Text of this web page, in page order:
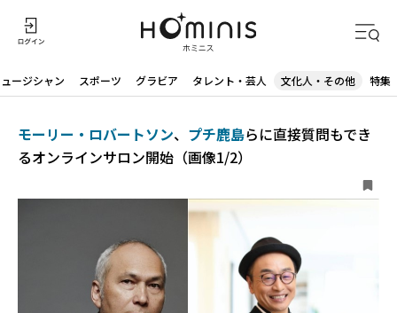
ージシャン スポーツ グラビア タレント・芸人 文化人・その他 特集
モーリー・ロバートソン、 プチ鹿島らに直接質問もでき
るオンラインサロン開始（画像1/2）